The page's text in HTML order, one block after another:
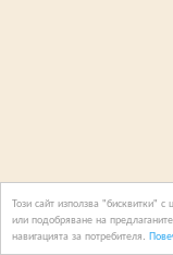
Този сайт използва "бисквитки"
или подобряване на
навигацията за потребителя.